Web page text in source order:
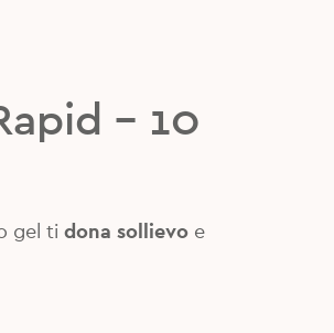
– 10
gel ti dona sollievoe